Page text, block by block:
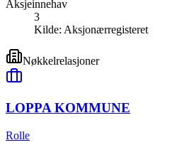
Aksjeinnehav
3
Kilde: Aksjonærregisteret
Nøkkelrelasjoner
LOPPA KOMMUNE
Rolle